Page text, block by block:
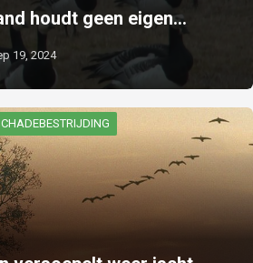
houdt geen eigen…
19, 2024